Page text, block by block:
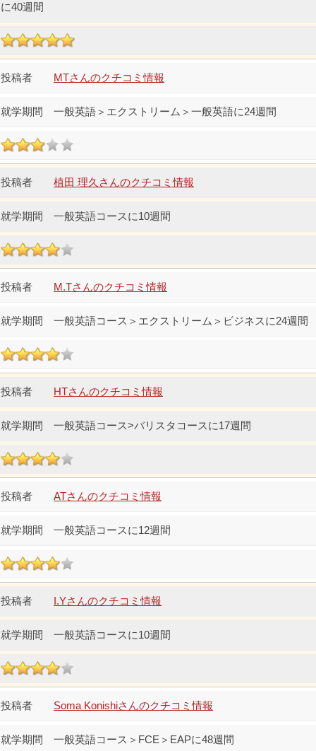
に40週間
MTさんのクチコミ情報
一般英語＞エクストリーム＞一般英語に24週間
植田 理久さんのクチコミ情報
一般英語コースに10週間
M.Tさんのクチコミ情報
一般英語コース＞エクストリーム＞ビジネスに24週間
HTさんのクチコミ情報
一般英語コース>バリスタコースに17週間
ATさんのクチコミ情報
一般英語コースに12週間
I.Yさんのクチコミ情報
一般英語コースに10週間
Soma Konishiさんのクチコミ情報
一般英語コース＞FCE＞EAPに48週間